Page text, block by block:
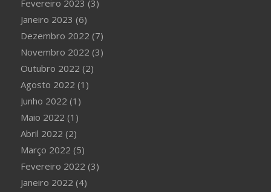
Fevereiro 2023 (3)
Janeiro 2023 (6)
Dezembro 2022 (7)
Novembro 2022 (3)
Outubro 2022 (2)
Agosto 2022 (1)
Junho 2022 (1)
Maio 2022 (1)
Abril 2022 (2)
Março 2022 (5)
Fevereiro 2022 (3)
Janeiro 2022 (4)